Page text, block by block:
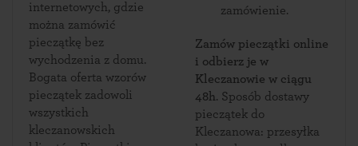
internetowych, gdzie
można zamówić
pieczątkę bez
wychodzenia z domu.
Bogata oferta wzorów
pieczątek zadowoli
wszystkich
kleczanowskich
zamówienie.
Zamów pieczątki online
i odbierz je w
Kleczanowie w ciągu
48h. Sposób dostawy
pieczątek do
Kleczanowa: przesyłka